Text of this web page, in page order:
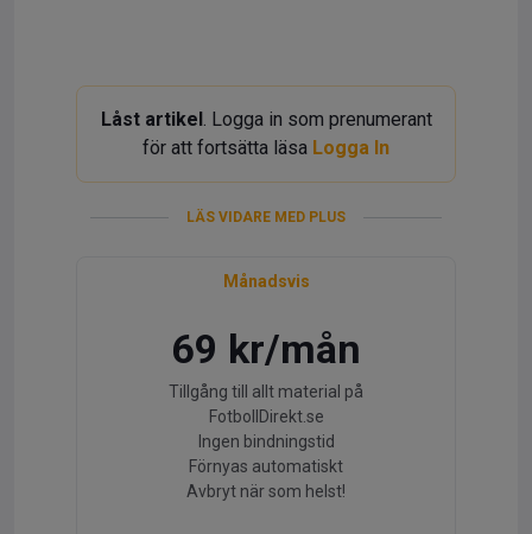
Låst artikel . Logga in som prenumerant
för att fortsätta läsa Logga In
LÄS VIDARE MED PLUS
Månadsvis
69 kr/mån
Tillgång till allt material på
FotbollDirekt.se
Ingen bindningstid
Förnyas automatiskt
Avbryt när som helst!